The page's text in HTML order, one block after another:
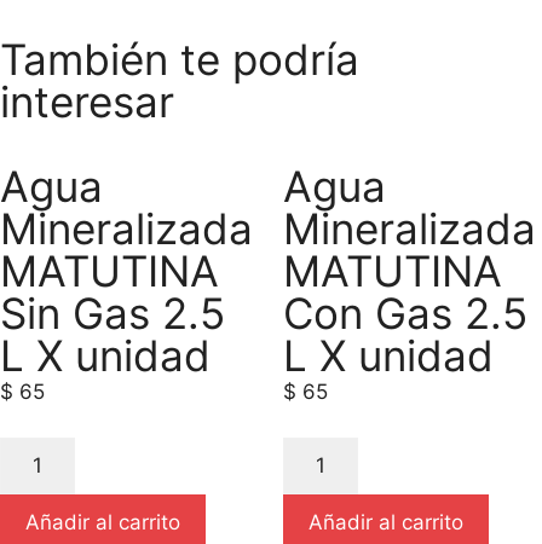
También te podría
interesar
Agua
Mineralizada
MATUTINA
Sin Gas 2.5
L X unidad
$ 65
Añadir al carrito
Agua
Mineralizada
MATUTINA
Con Gas 2.5
L X unidad
$ 65
Añadir al carrito